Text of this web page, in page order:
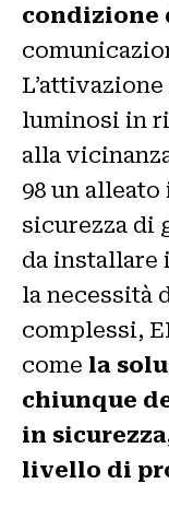
condizione
luminosi in
alla
98 un
sicurezza di
da installare
la necessità
complessi,
come la
chiunque
in
livello di